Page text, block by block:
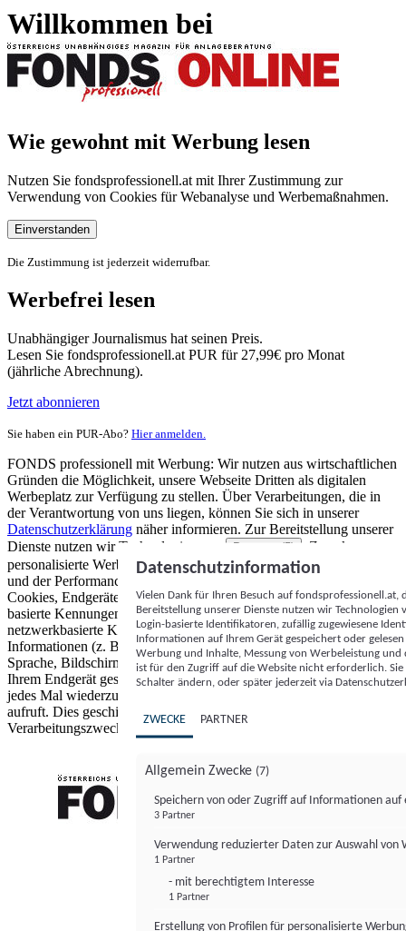
Willkommen bei
Wie gewohnt mit Werbung lesen
Nutzen Sie fondsprofessionell.at mit Ihrer Zustimmung zur
Verwendung von Cookies für Webanalyse und Werbemaßnahmen.
Einverstanden
Die Zustimmung ist jederzeit widerrufbar.
Werbefrei lesen
Unabhängiger Journalismus hat seinen Preis.
Lesen Sie fondsprofessionell.at PUR für 27,99€ pro Monat
(jährliche Abrechnung).
Jetzt abonnieren
Sie haben ein PUR-Abo? Hier anmelden.
FONDS professionell mit Werbung: Wir nutzen aus wirtschaftlichen
Gründen die Möglichkeit, unsere Webseite Dritten als digitalen
Werbeplatz zur Verfügung zu stellen. Über Verarbeitungen, die in
der Verantwortung von uns liegen, können Sie sich in unserer
Datenschutzerklärung näher informieren. Zur Bereitstellung unserer
Dienste nutzen wir Technologien von
Partnern (5)
. Zwecke:
personalisierte Werbung und Inhalte, Messung von Werbeleistung
und der Performance von Inhalten sowie Zielgruppenforschung.
Cookies, Endgeräte- oder ähnliche Online-Kennungen (z. B. login-
basierte Kennungen, zufällig generierte Kennungen,
netzwerkbasierte Kennungen) können zusammen mit anderen
Informationen (z. B. Browsertyp und Browserinformationen,
Sprache, Bildschirmgröße, unterstützte Technologien usw.) auf
Ihrem Endgerät gespeichert oder von dort ausgelesen werden, um es
jedes Mal wiederzuerkennen, wenn es eine App oder einer Webseite
aufruft. Dies geschieht für einen oder mehrere der hier aufgeführten
Verarbeitungszwecke.
Datenschutzinformation
Vielen Dank für Ihren Besuch auf
Bereitstellung unserer Dienste nutzen wir Technologien
Login-basierte Identifikatoren, zufällig zugewiesene
Informationen auf Ihrem Gerät gespeichert oder
Werbung und Inhalte, Messung von Werbeleistung
ist für den Zugriff auf die Website nicht erforderlich.
Schalter ändern, oder später jederzeit via
ZWECKE PARTNER
Allgemein Zwecke (7)
Speichern von oder Zugriff auf Informationen auf
3 Partner
Verwendung reduzierter Daten zur Auswahl von
1 Partner
- mit berechtigtem Interesse
1 Partner
Erstellung von Profilen für personalisierte
FONDS professionell